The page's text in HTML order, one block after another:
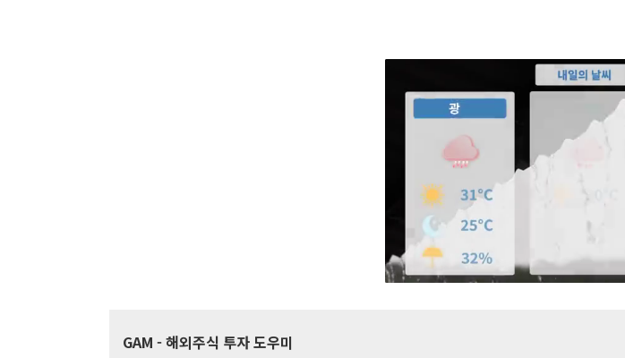
GAM - 해외주식 투자 도우미